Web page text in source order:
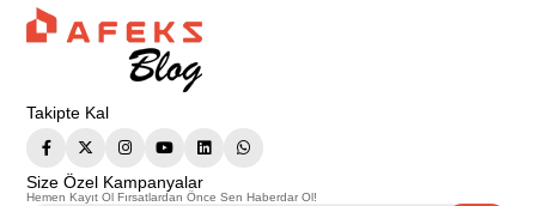
Takipte Kal
Size Özel Kampanyalar
Hemen Kayıt Ol Fırsatlardan Önce Sen Haberdar Ol!